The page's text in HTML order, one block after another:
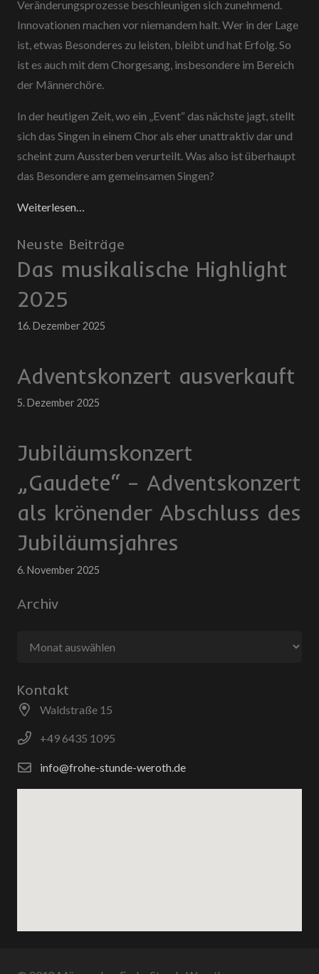
Veränderungsprozesse beschleunigen sich zunehmend.
Innovationen machen vor niemandem halt. Wer in der Lage
ist, etwas Besonderes zu leisten, bleibt und hat Erfolg. So
ist es auch mit dem Chorgesang, insbesondere im Bereich
der Männerchöre.
In der heutigen Zeit, wo ein „Event“ das nächste jagt, stellt
sich das Singen in einem Chor als eher unattraktiv dar und
scheint zum Aussterben verurteilt. Was also ist überhaupt
das Besondere am gemeinsamen Singen?
Weiterlesen…
Neuste Beiträge
Das musikalische Highlight
2025
16. Dezember 2025
Adventskonzert ausverkauft
5. Dezember 2025
Jubiläumskonzert
„Gaudete“ – Adventskonzert
als krönender Abschluss des
Jubiläumsjahres
6. November 2025
Archiv
Kontakt
Waldstraße 15
+49 6435 1095
info@frohe-stunde-weroth.de